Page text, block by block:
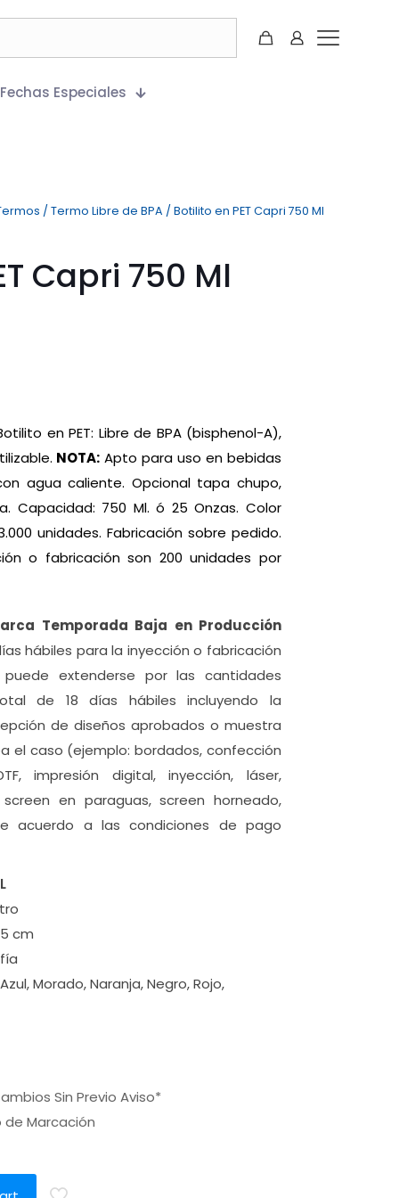
Fechas Especiales
/ Termo Libre de BPA / Botilito en PET Capri 750 Ml
Capri 750 Ml
en PET: Libre de BPA (bisphenol-A),
NOTA: Apto para uso en bebidas
agua caliente. Opcional tapa chupo,
Capacidad: 750 Ml. ó 25 Onzas. Color
unidades. Fabricación sobre pedido.
o fabricación son 200 unidades por
Temporada Baja en Producción
hábiles para la inyección o fabricación
extenderse por las cantidades
de 18 días hábiles incluyendo la
de diseños aprobados o muestra
el caso (ejemplo: bordados, confección
impresión digital, inyección, láser,
en paraguas, screen horneado,
acuerdo a las condiciones de pago
5 cm
Morado, Naranja, Negro, Rojo,
Sin Previo Aviso*
de Marcación